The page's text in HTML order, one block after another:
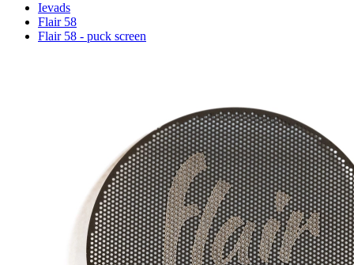
Ievads
Flair 58
Flair 58 - puck screen